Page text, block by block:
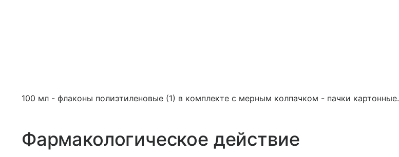
100 мл - флаконы полиэтиленовые (1) в комплекте с мерным колпачком - пачки картонные.
Фармакологическое действие